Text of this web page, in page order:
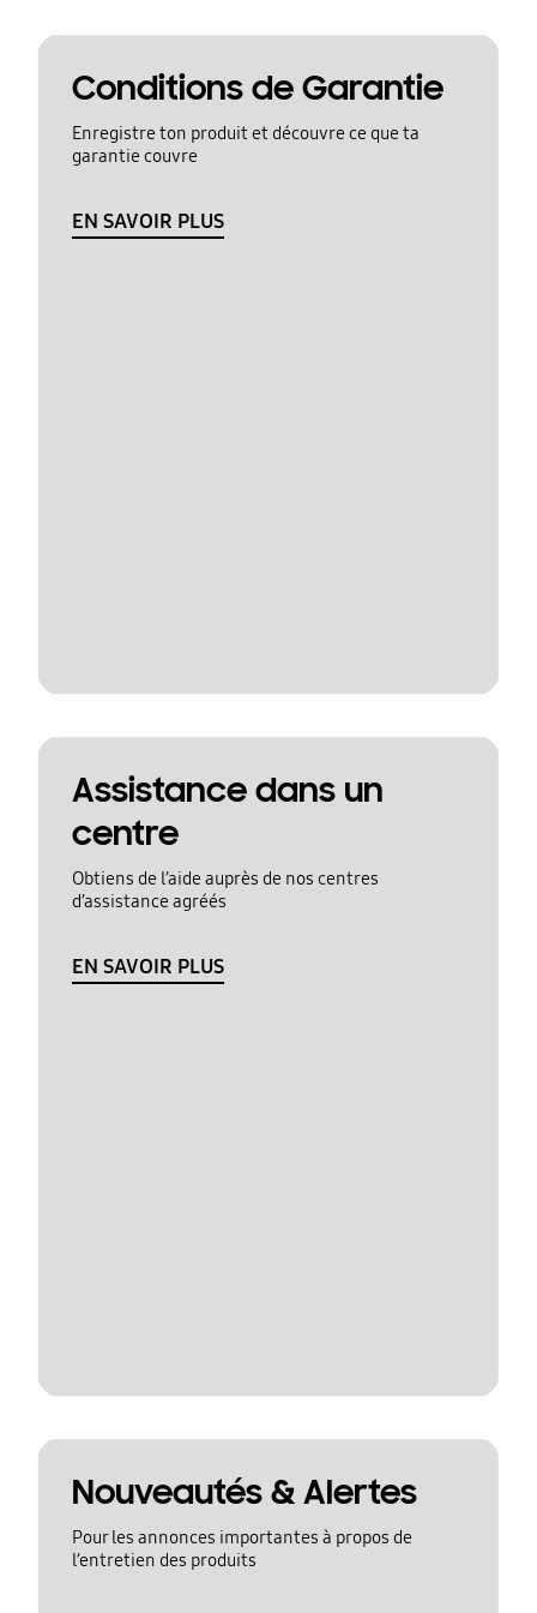
Conditions de Garantie
Enregistre ton produit et découvre ce que ta
garantie couvre
EN SAVOIR PLUS
Assistance dans un
centre
Obtiens de l’aide auprès de nos centres
d’assistance agréés
EN SAVOIR PLUS
Nouveautés & Alertes
Pour les annonces importantes à propos de
l’entretien des produits